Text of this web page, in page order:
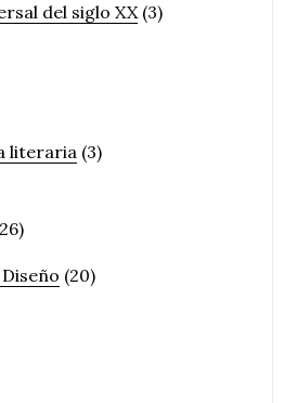
del siglo XX(3)
literaria (3)
(20)